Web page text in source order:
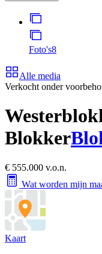
Foto's8
Alle media
Verkocht onder
Blokker
€ 555.000 v.o.n.
Wat worden mijn
Kaart